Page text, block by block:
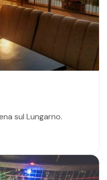
sul Lungarno.